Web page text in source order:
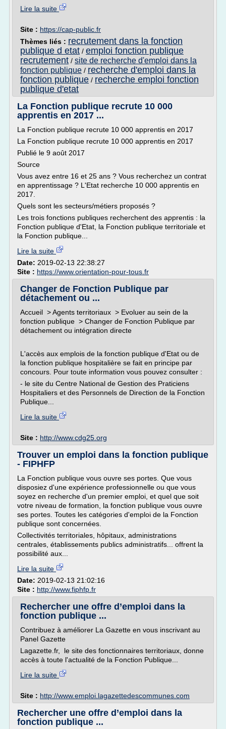
Lire la suite
Site : https://cap-public.fr
Thèmes liés : recrutement dans la fonction
publique d etat / emploi fonction publique
recrutement / site de recherche d'emploi dans la
fonction publique / recherche d'emploi dans la
fonction publique / recherche emploi fonction
publique d'etat
La Fonction publique recrute 10 000
apprentis en 2017 ...
La Fonction publique recrute 10 000 apprentis en 2017
La Fonction publique recrute 10 000 apprentis en 2017
Publié le 9 août 2017
Source
Vous avez entre 16 et 25 ans ? Vous recherchez un contrat
en apprentissage ? L'Etat recherche 10 000 apprentis en
2017.
Quels sont les secteurs/métiers proposés ?
Les trois fonctions publiques recherchent des apprentis : la
Fonction publique d'Etat, la Fonction publique territoriale et
la Fonction publique...
Lire la suite
Date: 2019-02-13 22:38:27
Site : https://www.orientation-pour-tous.fr
Changer de Fonction Publique par
détachement ou ...
Accueil > Agents territoriaux > Evoluer au sein de la
fonction publique > Changer de Fonction Publique par
détachement ou intégration directe
L'accès aux emplois de la fonction publique d'Etat ou de
la fonction publique hospitalière se fait en principe par
concours. Pour toute information vous pouvez consulter :
- le site du Centre National de Gestion des Praticiens
Hospitaliers et des Personnels de Direction de la Fonction
Publique...
Lire la suite
Site : http://www.cdg25.org
Trouver un emploi dans la fonction publique
- FIPHFP
La Fonction publique vous ouvre ses portes. Que vous
disposiez d'une expérience professionnelle ou que vous
soyez en recherche d'un premier emploi, et quel que soit
votre niveau de formation, la fonction publique vous ouvre
ses portes. Toutes les catégories d'emploi de la Fonction
publique sont concernées.
Collectivités territoriales, hôpitaux, administrations
centrales, établissements publics administratifs... offrent la
possibilité aux...
Lire la suite
Date: 2019-02-13 21:02:16
Site : http://www.fiphfp.fr
Rechercher une offre d’emploi dans la
fonction publique ...
Contribuez à améliorer La Gazette en vous inscrivant au
Panel Gazette
Lagazette.fr, le site des fonctionnaires territoriaux, donne
accès à toute l'actualité de la Fonction Publique...
Lire la suite
Site : http://www.emploi.lagazettedescommunes.com
Rechercher une offre d’emploi dans la
fonction publique ...